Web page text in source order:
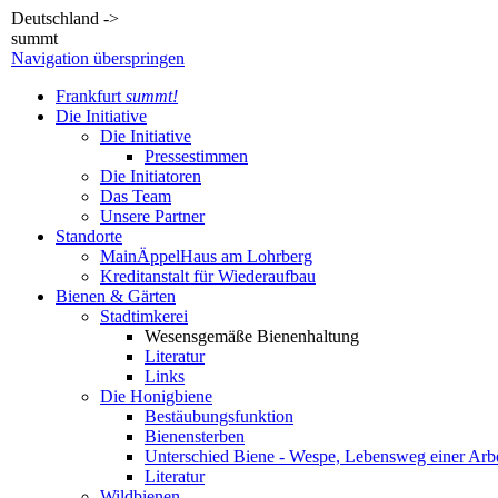
Deutschland ->
summt
Navigation überspringen
Frankfurt summt!
Die Initiative
Die Initiative
Pressestimmen
Die Initiatoren
Das Team
Unsere Partner
Standorte
MainÄppelHaus am Lohrberg
Kreditanstalt für Wiederaufbau
Bienen & Gärten
Stadtimkerei
Wesensgemäße Bienenhaltung
Literatur
Links
Die Honigbiene
Bestäubungsfunktion
Bienensterben
Unterschied Biene - Wespe, Lebensweg einer
Literatur